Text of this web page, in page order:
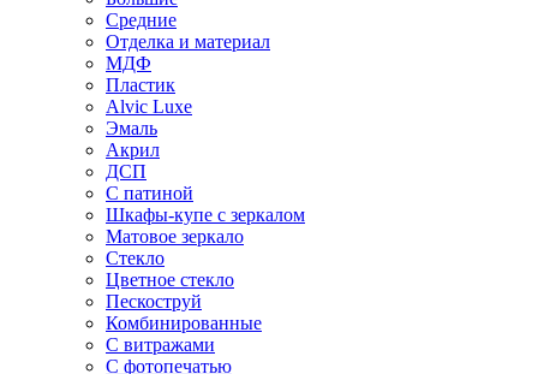
Средние
Отделка и материал
МДФ
Пластик
Alvic Luxe
Эмаль
Акрил
ДСП
С патиной
Шкафы-купе с зеркалом
Матовое зеркало
Стекло
Цветное стекло
Пескоструй
Комбинированные
С витражами
С фотопечатью